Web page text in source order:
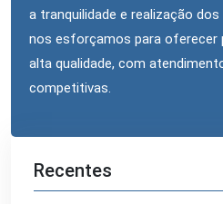
a tranquilidade e realização
nos esforçamos para oferecer
alta qualidade, com
competitivas.
Recentes